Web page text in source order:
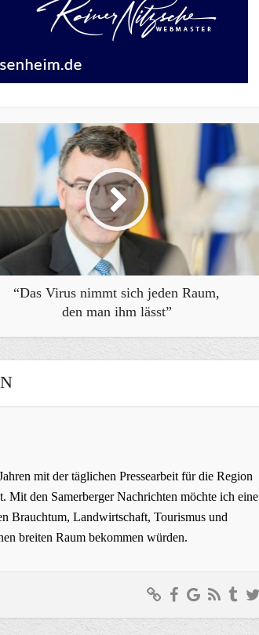
“Das Virus nimmt sich jeden Raum,
den man ihm lässt”
mit der täglichen Pressearbeit für die Region
Mit den Samerberger Nachrichten möchte ich eine
Brauchtum, Landwirtschaft, Tourismus und
breiten Raum bekommen würden.